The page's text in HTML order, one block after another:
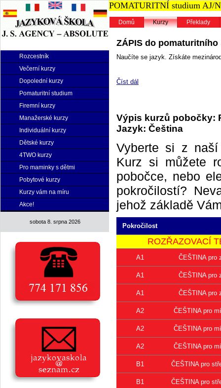
Rozcestník
Večerní kurzy
Dopolední kurzy
Pomaturitní studium
Firemní kurzy
Manažerské kurzy
Individuální kurzy
Dětské kurzy
4TWO kurzy
Pro maminky s dětmi
Pobytové kurzy
Kurzy vám na míru
Akce!
sobota 8. srpna 2026
POMATURITNÍ studium AJ/
Domů Kurzy Překlady
ZÁPIS do pomaturitního
Naučíte se jazyk. Získáte
Číst dál
Výpis kurzů pobočky:
Jazyk: Čeština
Vyberte si z
Kurz si můžete
pobočce, nebo
pokročilostí?
jehož základě
Pokročilost
ROZŘAZOVACÍ
A1 ČEŠTINA pro
A1 ČEŠTINA pro
A1 ČEŠTINA pro
A2 ČEŠTINA pro
A2 ČEŠTINA pro
A2 ČEŠTINA pro
B1 ČEŠTINA pro
B1 ČEŠTINA pro